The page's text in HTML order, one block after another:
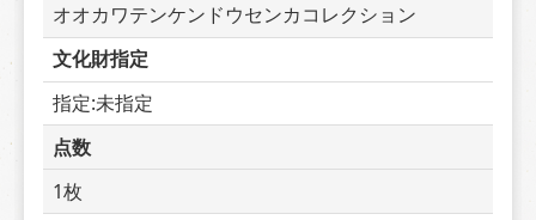
オオカワテンケンドウセンカコレクション
文化財指定
指定:未指定
点数
1枚